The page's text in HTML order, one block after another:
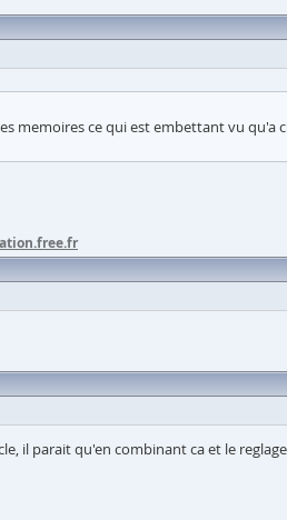
memoires ce qui est embettant vu
il parait qu'en combinant ca et le